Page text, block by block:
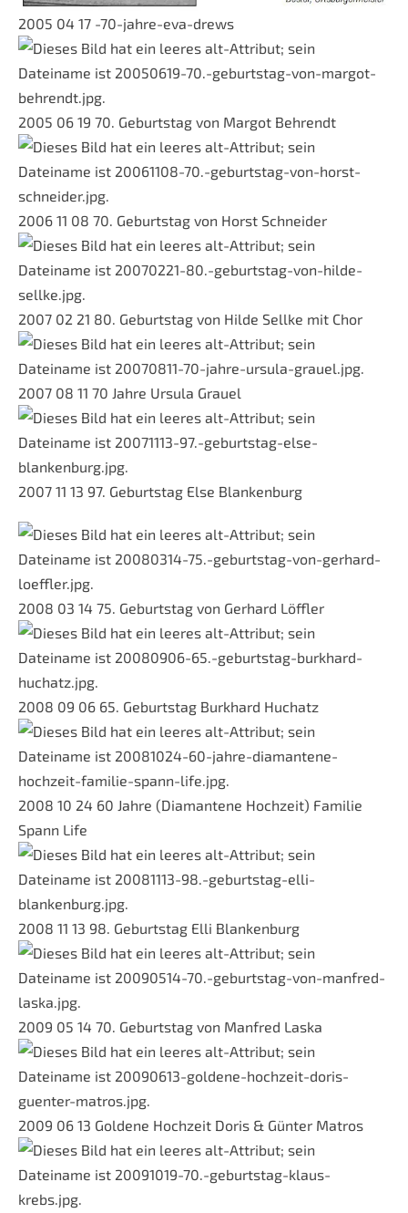
2005 04 17 -70-jahre-eva-drews
2005 06 19 70. Geburtstag von Margot Behrendt
2006 11 08 70. Geburtstag von Horst Schneider
2007 02 21 80. Geburtstag von Hilde Sellke mit Chor
2007 08 11 70 Jahre Ursula Grauel
2007 11 13 97. Geburtstag Else Blankenburg
2008 03 14 75. Geburtstag von Gerhard Löffler
2008 09 06 65. Geburtstag Burkhard Huchatz
2008 10 24 60 Jahre (Diamantene Hochzeit) Familie
Spann Life
2008 11 13 98. Geburtstag Elli Blankenburg
2009 05 14 70. Geburtstag von Manfred Laska
2009 06 13 Goldene Hochzeit Doris & Günter Matros